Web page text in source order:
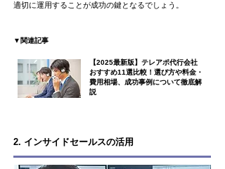
適切に運用することが成功の鍵となるでしょう。
▼関連記事
【2025最新版】テレアポ代行会社
おすすめ11選比較！選び方や料金・
費用相場、成功事例について徹底解
説
2. インサイドセールスの活用